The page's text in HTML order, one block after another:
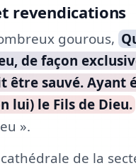
revendications
gourous,
de façon
être sauvé. Ayant
lui) le Fils de Dieu.
».
de la